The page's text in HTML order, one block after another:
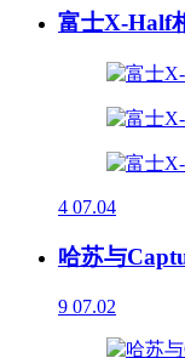
富士X-Half
4 07.04
哈苏与
9 07.02